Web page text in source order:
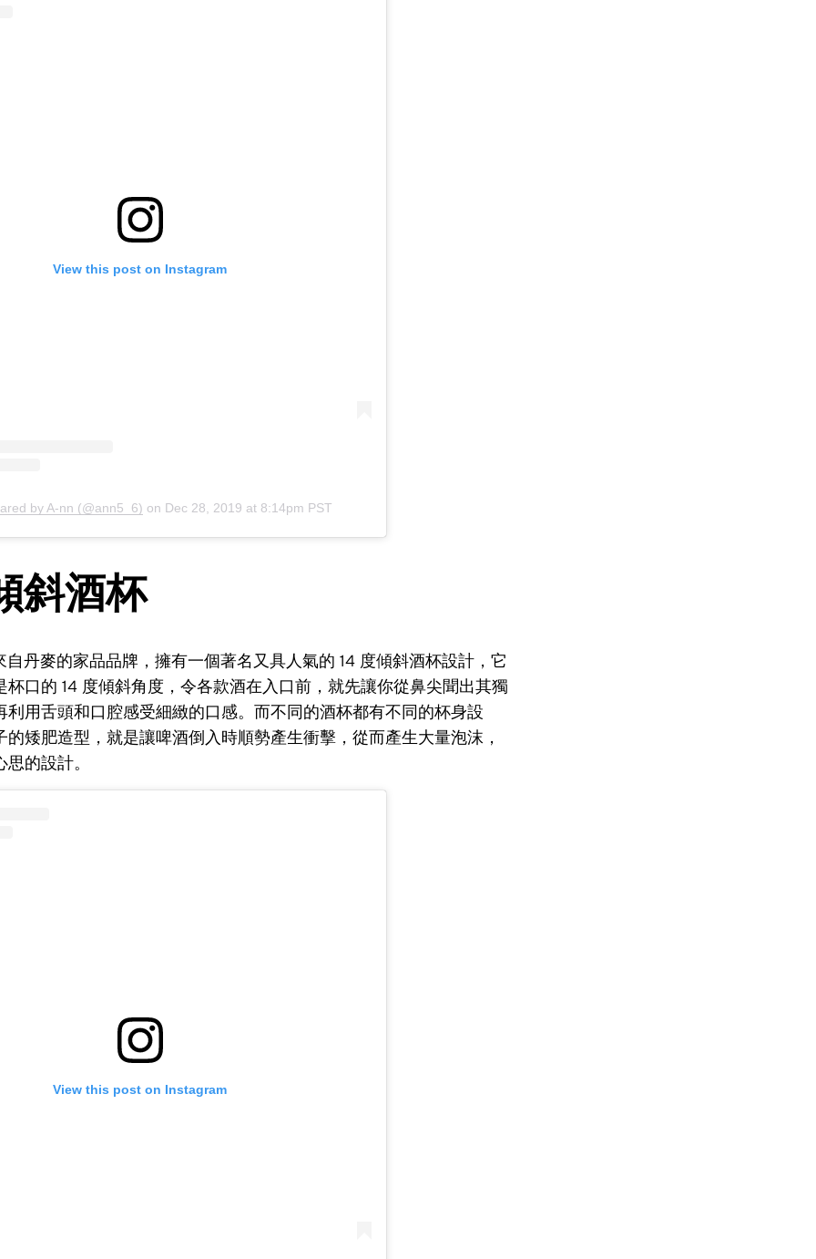
View this post on Instagram
by A-nn (@ann5_6) on Dec 28, 2019 at 8:14pm PST
斜酒杯
自丹麥的家品品牌，擁有一個著名又具人氣的 14 度傾斜酒杯設計，它
杯口的 14 度傾斜角度，令各款酒在入口前，就先讓你從鼻尖聞出其獨
利用舌頭和口腔感受細緻的口感。而不同的酒杯都有不同的杯身設
的矮肥造型，就是讓啤酒倒入時順勢產生衝擊，從而產生大量泡沫，
的設計。
View this post on Instagram